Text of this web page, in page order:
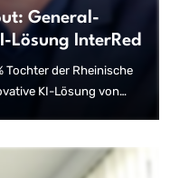
General-
Lösung InterRed
Tochter der Rheinische
KI-Lösung von
was zu einer
Erhalt des typischen